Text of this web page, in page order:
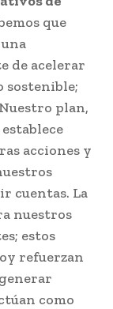
que
de acelerar
sostenible;
plan,
acciones y
cuentas. La
nuestros
estos
refuerzan
como